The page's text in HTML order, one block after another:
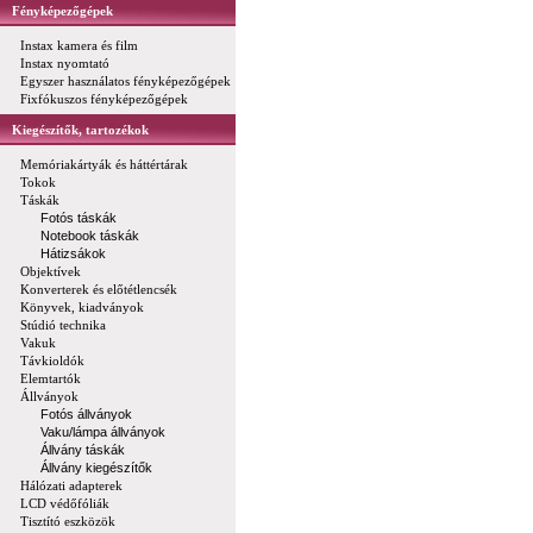
Fényképezőgépek
Instax kamera és film
Instax nyomtató
Egyszer használatos fényképezőgépek
Fixfókuszos fényképezőgépek
Kiegészítők, tartozékok
Memóriakártyák és háttértárak
Tokok
Táskák
Fotós táskák
Notebook táskák
Hátizsákok
Objektívek
Konverterek és előtétlencsék
Könyvek, kiadványok
Stúdió technika
Vakuk
Távkioldók
Elemtartók
Állványok
Fotós állványok
Vaku/lámpa állványok
Állvány táskák
Állvány kiegészítők
Hálózati adapterek
LCD védőfóliák
Tisztító eszközök